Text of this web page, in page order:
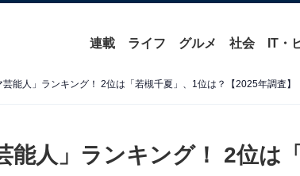
連載 ライフ グルメ 社会 IT・
能人」ランキング！ 2位は「若槻千夏」、1位は？【2025年調査】
能人」ランキング！ 2位は